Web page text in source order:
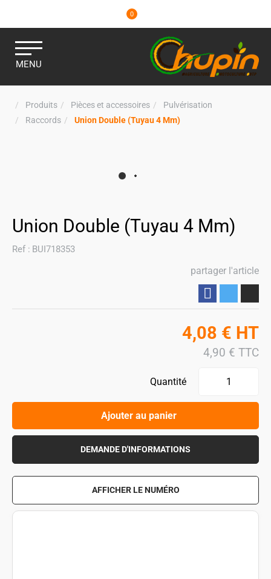
0
MENU
Produits Pièces et accessoires
Pulvérisation
Raccords
Union Double (Tuyau 4 Mm)
Union Double (Tuyau 4 Mm)
Ref : BUI718353
partager l'article
4,08 € HT
4,90 € TTC
Quantité
Ajouter au panier
DEMANDE D'INFORMATIONS
AFFICHER LE NUMÉRO